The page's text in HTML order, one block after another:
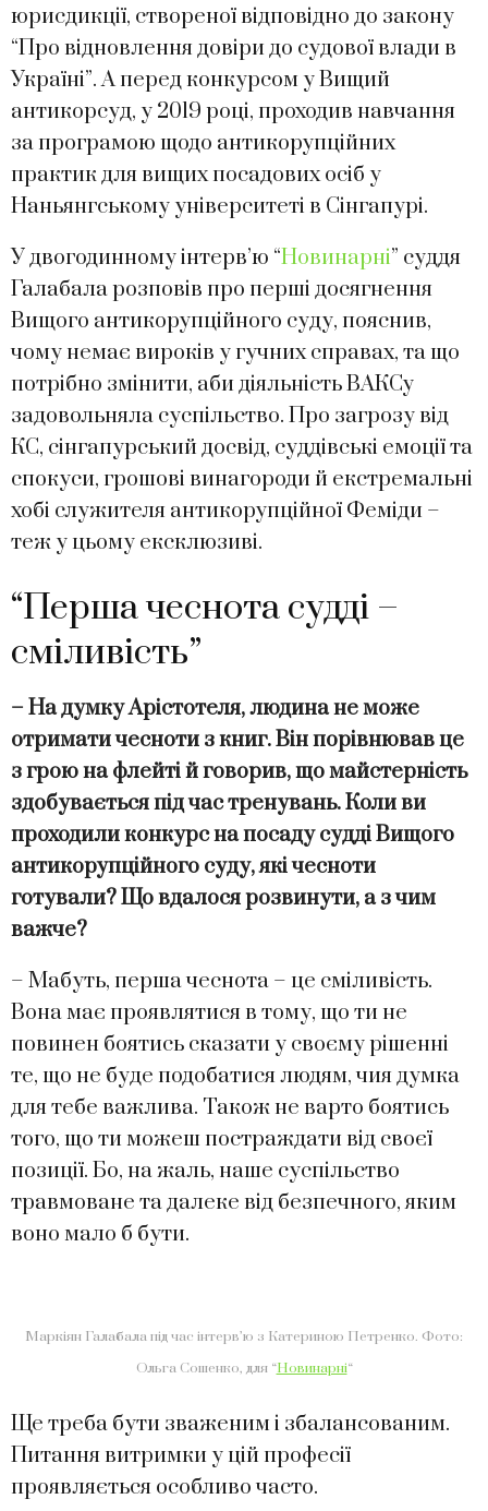
юрисдикції, створеної відповідно до закону
“Про відновлення довіри до судової влади в
Україні”. А перед конкурсом у Вищий
антикорсуд, у 2019 році, проходив навчання
за програмою щодо антикорупційних
практик для вищих посадових осіб у
Наньянгському університеті в Сінгапурі.
У двогодинному інтерв’ю “Новинарні” суддя
Галабала розповів про перші досягнення
Вищого антикорупційного суду, пояснив,
чому немає вироків у гучних справах, та що
потрібно змінити, аби діяльність ВАКСу
задовольняла суспільство. Про загрозу від
КС, сінгапурський досвід, суддівські емоції та
спокуси, грошові винагороди й екстремальні
хобі служителя антикорупційної Феміди –
теж у цьому ексклюзиві.
“Перша чеснота судді –
сміливість”
– На думку Арістотеля, людина не може
отримати чесноти з книг. Він порівнював це
з грою на флейті й говорив, що майстерність
здобувається під час тренувань. Коли ви
проходили конкурс на посаду судді Вищого
антикорупційного суду, які чесноти
готували? Що вдалося розвинути, а з чим
важче?
– Мабуть, перша чеснота – це сміливість.
Вона має проявлятися в тому, що ти не
повинен боятись сказати у своєму рішенні
те, що не буде подобатися людям, чия думка
для тебе важлива. Також не варто боятись
того, що ти можеш постраждати від своєї
позиції. Бо, на жаль, наше суспільство
травмоване та далеке від безпечного, яким
воно мало б бути.
Маркіян Галабала під час інтерв’ю з Катериною Петренко. Фото:
Ольга Сошенко, для “Новинарні“
Ще треба бути зваженим і збалансованим.
Питання витримки у цій професії
проявляється особливо часто.